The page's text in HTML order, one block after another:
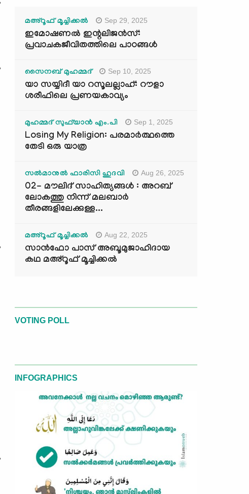
മഅ്റൂഫ് മൂച്ചിക്കല്‍ Sep 29, 2025
ഇമോഷണൽ ഇന്റലിജൻസ്:
പ്രവാചകജീവിതത്തിലെ പാഠങ്ങൾ
സൈനബ് മുഹമ്മദ് Sep 10, 2025
യാ സയ്യിദീ യാ റസൂലല്ലാഹ്: റൗളാ
ശരീഫിലെ പ്രണയകാവ്യം
മുഹമ്മദ് സുഫ്‌യാൻ എം.പി Sep 1, 2025
Losing My Religion: പരമാർത്ഥത്തെ
തേടി ഒരു യാത്ര
സൽമാനുൽ ഫാരിസി ഹുദവി Aug 26, 2025
02- മൗലിദ് സാഹിത്യങ്ങൾ : അറബ്
ലോകത്തു നിന്ന് മലബാർ
തീരങ്ങളിലേക്കുള്ള...
മഅ്റൂഫ് മൂച്ചിക്കല്‍ Aug 22, 2025
സാൻഫോ പാസ് അബൂമുജാഹിദായ
കഥ മഅ്റൂഫ് മൂച്ചിക്കല്‍
VOTING POLL
INFOGRAPHICS